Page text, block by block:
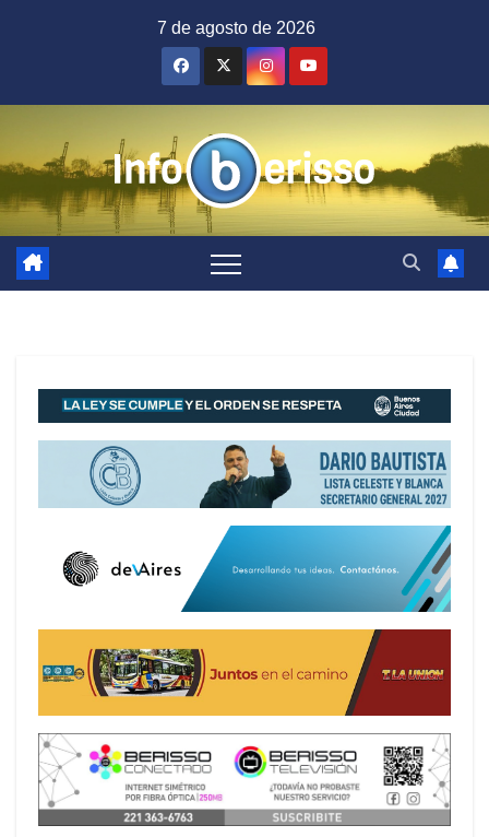
7 de agosto de 2026